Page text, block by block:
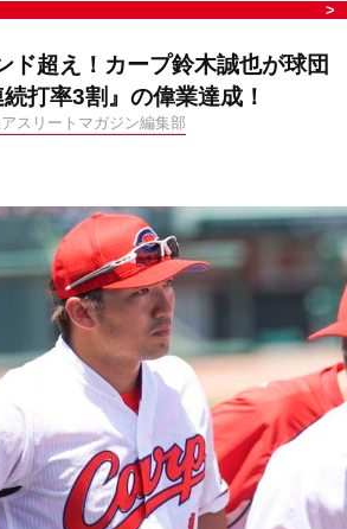
ド超え！カープ鈴木誠也が球団
打率3割』の偉業達成！
スリートマガジン編集部